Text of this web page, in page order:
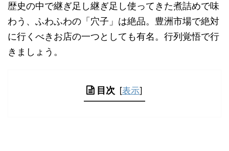
歴史の中で継ぎ足し継ぎ足し使ってきた煮詰めで味
わう、ふわふわの「穴子」は絶品。豊洲市場で絶対
に行くべきお店の一つとしても有名。行列覚悟で行
きましょう。
目次 [表示]